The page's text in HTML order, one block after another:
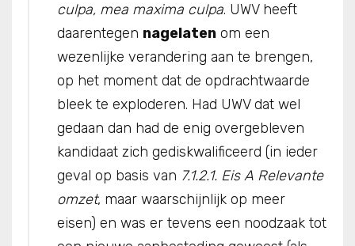
culpa, mea maxima culpa. UWV heeft
daarentegen nagelaten om een
wezenlijke verandering aan te brengen,
op het moment dat de opdrachtwaarde
bleek te exploderen. Had UWV dat wel
gedaan dan had de enig overgebleven
kandidaat zich gediskwalificeerd (in ieder
geval op basis van 7.1.2.1. Eis A Relevante
omzet, maar waarschijnlijk op meer
eisen) en was er tevens een noodzaak tot